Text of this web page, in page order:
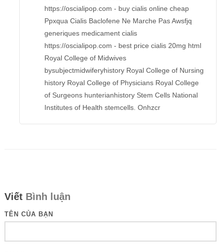
https://oscialipop.com - buy cialis online cheap
Ppxqua Cialis Baclofene Ne Marche Pas Awsfjq
generiques medicament cialis
https://oscialipop.com - best price cialis 20mg html
Royal College of Midwives
bysubjectmidwiferyhistory Royal College of Nursing
history Royal College of Physicians Royal College
of Surgeons hunterianhistory Stem Cells National
Institutes of Health stemcells. Onhzcr
Viết Bình luận
TÊN CỦA BẠN